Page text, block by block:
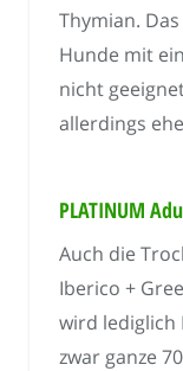
Thymian.
Hunde mit
nicht
allerdings
PLATINUM
Auch die
Iberico +
wird lediglich
zwar ganze